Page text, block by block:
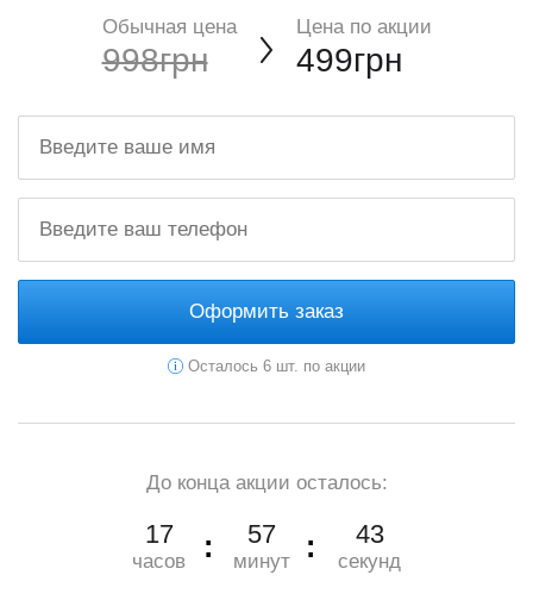
Обычная цена
998грн
Цена по акции
499грн
Оформить заказ
Осталось 6 шт. по акции
До конца акции осталось:
17
часов
57
минут
41
секунд